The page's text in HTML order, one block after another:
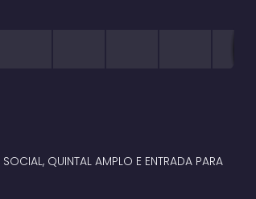
QUINTAL AMPLO E ENTRADA PARA